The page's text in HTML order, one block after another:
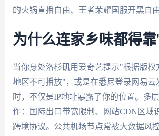
的火锅直播自由、王者荣耀国服开黑自由
为什么连家乡味都得靠
当你身处洛杉矶用爱奇艺提示"根据版权
地区不可播放"，或是在悉尼登录网易云
时，不仅是IP地址暴露了你的位置。多
作：国际出口带宽限制、网站CDN区域
跨境协议。公共机场节点常被大数据风